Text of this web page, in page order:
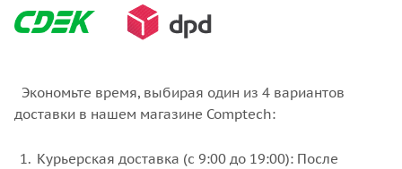
Экономьте время, выбирая один из 4 вариантов
доставки в нашем магазине Comptech:
Курьерская доставка (с 9:00 до 19:00): После